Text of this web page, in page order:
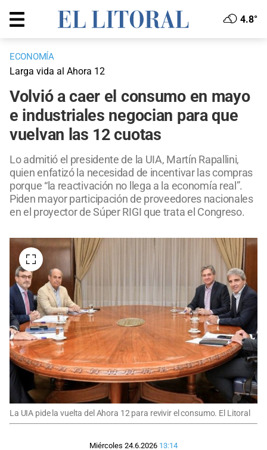
4.8°
ECONOMÍA
Larga vida al Ahora 12
Volvió a caer el consumo en mayo
e industriales negocian para que
vuelvan las 12 cuotas
Lo admitió el presidente de la UIA, Martín Rapallini,
quien enfatizó la necesidad de incentivar las compras
porque “la reactivación no llega a la economía real”.
Piden mayor participación de proveedores nacionales
en el proyector de Súper RIGI que trata el Congreso.
La UIA pide la vuelta del Ahora 12 para revivir el consumo. El Litoral
Miércoles 24.6.2026 13:14